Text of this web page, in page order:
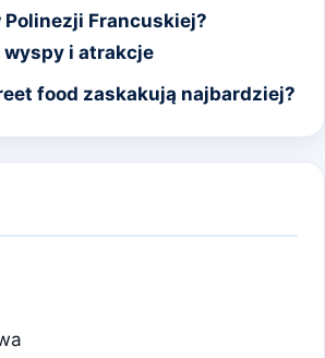
Polinezji Francuskiej?
i atrakcje
food zaskakują najbardziej?